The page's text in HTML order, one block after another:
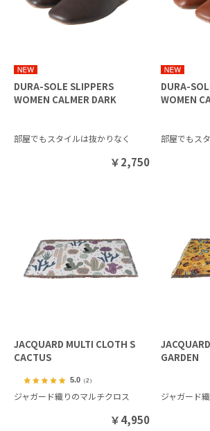
DURA-SOLE SLIPPERS
WOMEN CALMER DARK
部屋でもスタイルは抜かりなく
￥2,750
DURA-
WOMEN
部屋でもス
JACQUARD MULTI CLOTH S
CACTUS
5.0（2）
ジャガード織りのマルチクロス
￥4,950
GARDEN
ジャガード